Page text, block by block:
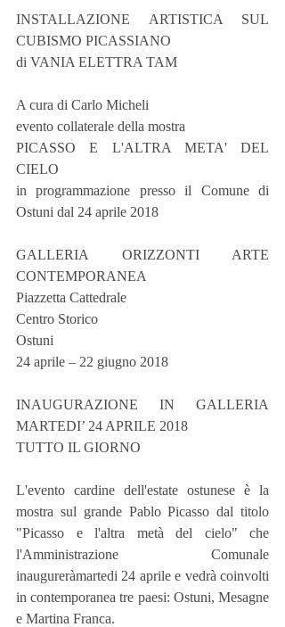
INSTALLAZIONE ARTISTICA SUL
CUBISMO PICASSIANO
di VANIA ELETTRA TAM
A cura di Carlo Micheli
evento collaterale della mostra
PICASSO E L'ALTRA META' DEL
CIELO
in programmazione presso il Comune di
Ostuni dal 24 aprile 2018
GALLERIA ORIZZONTI ARTE
CONTEMPORANEA
Piazzetta Cattedrale
Centro Storico
Ostuni
24 aprile – 22 giugno 2018
INAUGURAZIONE IN GALLERIA
MARTEDI’ 24 APRILE 2018
TUTTO IL GIORNO
L'evento cardine dell'estate ostunese è la
mostra sul grande Pablo Picasso dal titolo
"Picasso e l'altra metà del cielo" che
l'Amministrazione Comunale
inaugureràmartedi 24 aprile e vedrà coinvolti
in contemporanea tre paesi: Ostuni, Mesagne
e Martina Franca.